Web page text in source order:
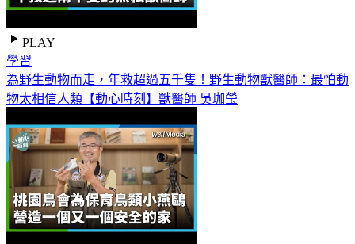
PLAY
學習
為野生動物而走，年救超過五千隻！野生動物獸醫師：最怕動
物太相信人類【動心時刻】獸醫師 吳珈瑩